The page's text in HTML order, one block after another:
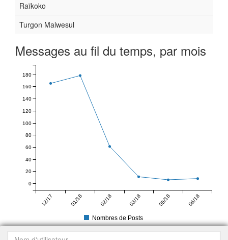
Raïkoko
Turgon Malwesul
Messages au fil du temps, par mois
12/17 01/18 02/18 03/18 05/18 06/18
0
20
40
60
80
100
120
140
160
180
Nombres de Posts